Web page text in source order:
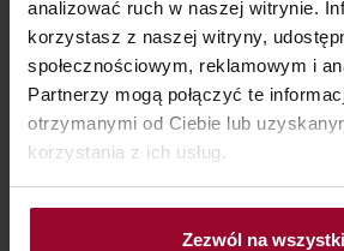
analizować ruch w naszej witrynie.
korzystasz z naszej witryny,
społecznościowym, reklamowym i
Partnerzy mogą połączyć te
otrzymanymi od Ciebie lub
korzystania z ich usług.
Zezwól na
SKU
PRODUCENT
Dr Irena Eris S.